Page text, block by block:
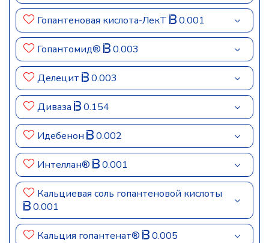
Гопантеновая кислота-ЛекТ 0.001
Гопантомид® 0.003
Делецит 0.003
Диваза 0.154
Идебенон 0.002
Интеллан® 0.001
Кальциевая соль гопантеновой кислоты
0.001
Кальция гопантенат® 0.005